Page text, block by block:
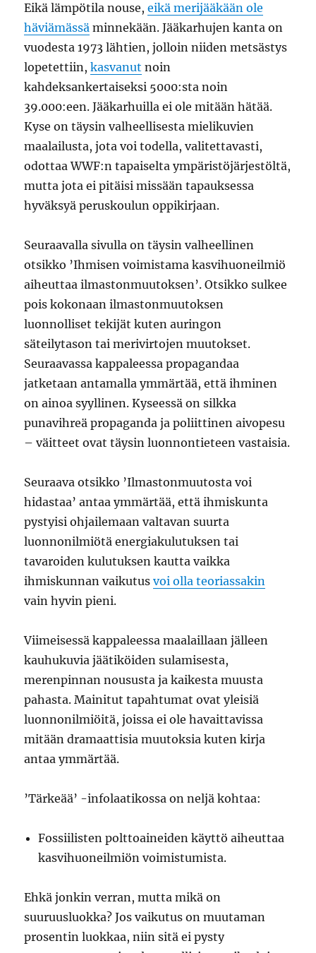
Eikä lämpötila nouse,eikä merijääkään ole
häviämässä minnekään. Jääkarhujen kanta on
vuodesta 1973 lähtien, jolloin niiden metsästys
lopetettiin,kasvanut noin
kahdeksankertaiseksi 5000:sta noin
39.000:een. Jääkarhuilla ei ole mitään hätää.
Kyse on täysin valheellisesta mielikuvien
maalailusta, jota voi todella, valitettavasti,
odottaa WWF:n tapaiselta ympäristöjärjestöltä,
mutta jota ei pitäisi missään tapauksessa
hyväksyä peruskoulun oppikirjaan.
Seuraavalla sivulla on täysin valheellinen
otsikko ’Ihmisen voimistama kasvihuoneilmiö
aiheuttaa ilmastonmuutoksen’. Otsikko sulkee
pois kokonaan ilmastonmuutoksen
luonnolliset tekijät kuten auringon
säteilytason tai merivirtojen muutokset.
Seuraavassa kappaleessa propagandaa
jatketaan antamalla ymmärtää, että ihminen
on ainoa syyllinen. Kyseessä on silkka
punavihreä propaganda ja poliittinen aivopesu
– väitteet ovat täysin luonnontieteen vastaisia.
Seuraava otsikko ’Ilmastonmuutosta voi
hidastaa’ antaa ymmärtää, että ihmiskunta
pystyisi ohjailemaan valtavan suurta
luonnonilmiötä energiakulutuksen tai
tavaroiden kulutuksen kautta vaikka
ihmiskunnan vaikutusvoi olla teoriassakin
vain hyvin pieni.
Viimeisessä kappaleessa maalaillaan jälleen
kauhukuvia jäätiköiden sulamisesta,
merenpinnan noususta ja kaikesta muusta
pahasta. Mainitut tapahtumat ovat yleisiä
luonnonilmiöitä, joissa ei ole havaittavissa
mitään dramaattisia muutoksia kuten kirja
antaa ymmärtää.
’Tärkeää’ -infolaatikossa on neljä kohtaa:
Fossiilisten polttoaineiden käyttö aiheuttaa
kasvihuoneilmiön voimistumista.
Ehkä jonkin verran, mutta mikä on
suuruusluokka? Jos vaikutus on muutaman
prosentin luokkaa, niin sitä ei pysty